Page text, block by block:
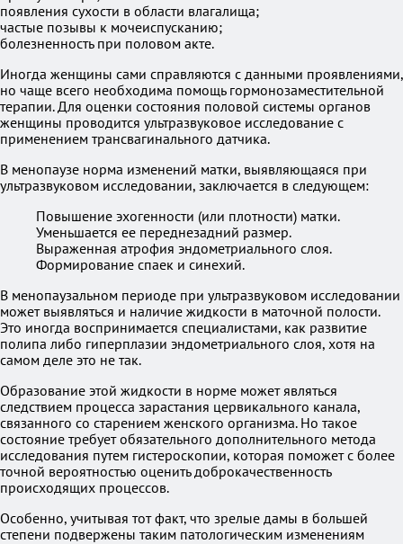
появления сухости в области влагалища;
частые позывы к мочеиспусканию;
болезненность при половом акте.
Иногда женщины сами справляются с данными проявлениями,
но чаще всего необходима помощь гормонозаместительной
терапии. Для оценки состояния половой системы органов
женщины проводится ультразвуковое исследование с
применением трансвагинального датчика.
В менопаузе норма изменений матки, выявляющаяся при
ультразвуковом исследовании, заключается в следующем:
Повышение эхогенности (или плотности) матки.
Уменьшается ее переднезадний размер.
Выраженная атрофия эндометриального слоя.
Формирование спаек и синехий.
В менопаузальном периоде при ультразвуковом исследовании
может выявляться и наличие жидкости в маточной полости.
Это иногда воспринимается специалистами, как развитие
полипа либо гиперплазии эндометриального слоя, хотя на
самом деле это не так.
Образование этой жидкости в норме может являться
следствием процесса зарастания цервикального канала,
связанного со старением женского организма. Но такое
состояние требует обязательного дополнительного метода
исследования путем гистероскопии, которая поможет с более
точной вероятностью оценить доброкачественность
происходящих процессов.
Особенно, учитывая тот факт, что зрелые дамы в большей
степени подвержены таким патологическим изменениям